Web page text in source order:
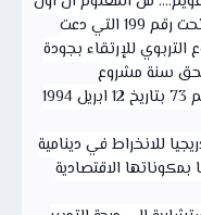
مذكرة صدرت كانت بتاريخ 5 غشت 1992 تحت رقم 199 التي دعت
التربوي للإرتقاء بجودة
لكن سنة 1994 تعتبر بحق سنة مشروع
المؤسسة حيث صدرت المذكرة الوزارية رقم 73 بتاريخ 12 ابريل 1994
للانخراط في دينامية
الاقتصادية